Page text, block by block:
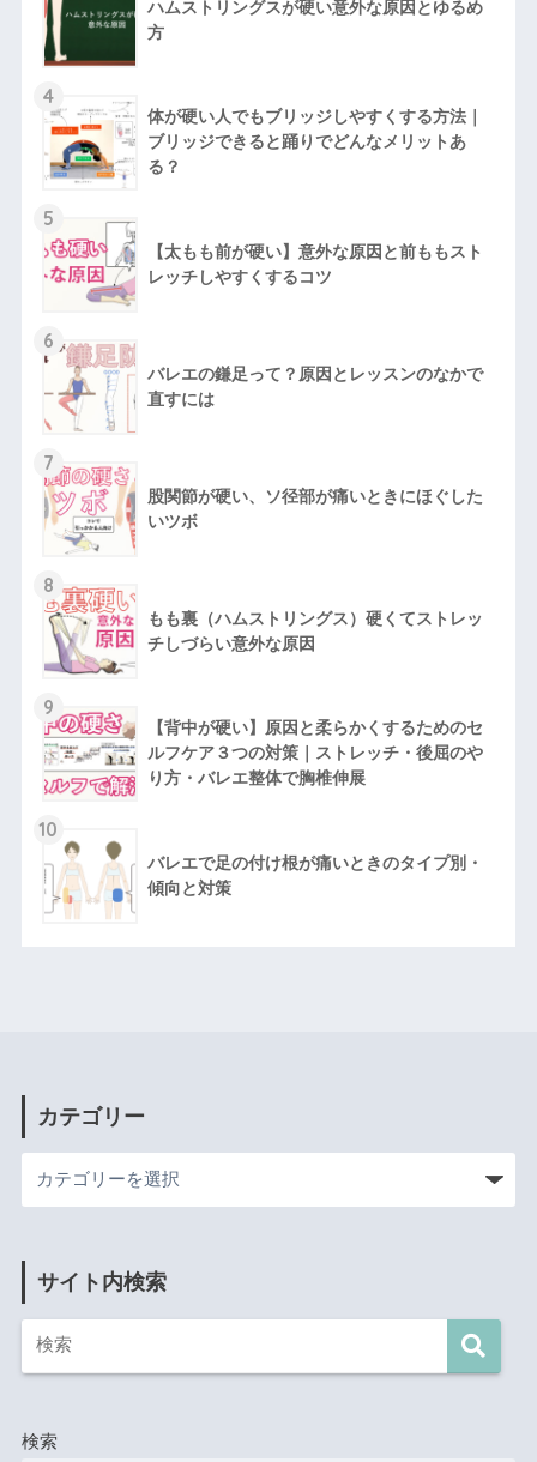
ハムストリングスが硬い意外な原因とゆるめ
方
4
体が硬い人でもブリッジしやすくする方法｜
ブリッジできると踊りでどんなメリットあ
る？
5
【太もも前が硬い】意外な原因と前ももスト
レッチしやすくするコツ
6
バレエの鎌足って？原因とレッスンのなかで
直すには
7
股関節が硬い、ソ径部が痛いときにほぐした
いツボ
8
もも裏（ハムストリングス）硬くてストレッ
チしづらい意外な原因
9
【背中が硬い】原因と柔らかくするためのセ
ルフケア３つの対策｜ストレッチ・後屈のや
り方・バレエ整体で胸椎伸展
10
バレエで足の付け根が痛いときのタイプ別・
傾向と対策
カテゴリー
サイト内検索
検索